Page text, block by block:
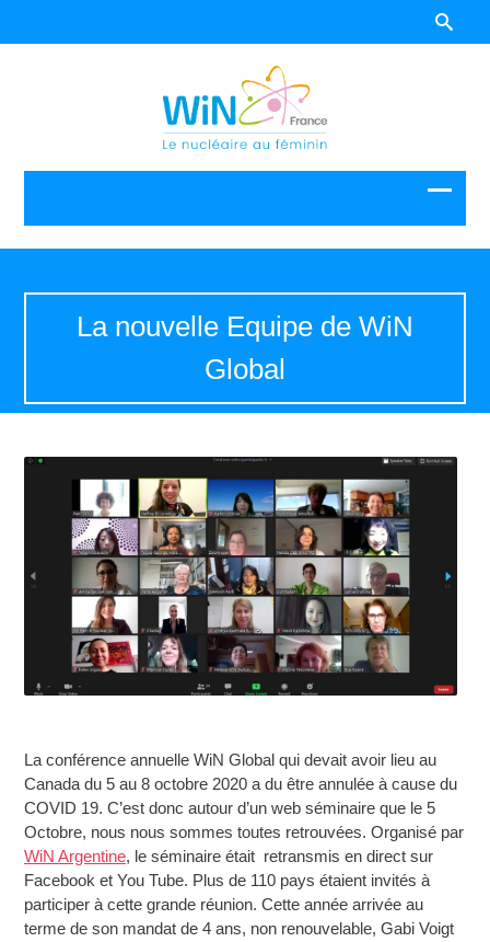
La nouvelle Equipe de WiN
Global
La conférence annuelle WiN Global qui devait avoir lieu au
Canada du 5 au 8 octobre 2020 a du être annulée à cause du
COVID 19. C’est donc autour d’un web séminaire que le 5
Octobre, nous nous sommes toutes retrouvées. Organisé par
WiN Argentine, le séminaire était retransmis en direct sur
Facebook et You Tube. Plus de 110 pays étaient invités à
participer à cette grande réunion. Cette année arrivée au
terme de son mandat de 4 ans, non renouvelable, Gabi Voigt